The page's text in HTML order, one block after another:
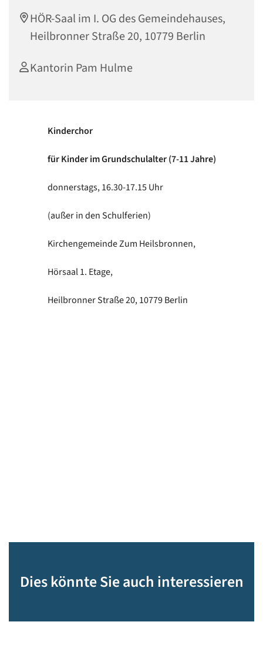
HÖR-Saal im I. OG des Gemeindehauses,
Heilbronner Straße 20, 10779 Berlin
Kantorin Pam Hulme
Kinderchor
für Kinder im Grundschulalter (7-11 Jahre)
donnerstags, 16.30-17.15 Uhr
(außer in den Schulferien)
Kirchengemeinde Zum Heilsbronnen,
Hörsaal 1. Etage,
Heilbronner Straße 20, 10779 Berlin
Dies könnte Sie auch interessieren